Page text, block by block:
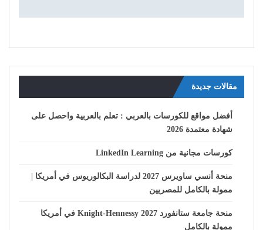
مقالات جديدة
أفضل مواقع للكورسات بالعربي : تعلم بالعربية واحصل على
شهادة معتمدة 2026
كورسات مجانية من LinkedIn Learning
منحة أنسي ساويرس 2027 لدراسة البكالوريوس في أمريكا |
ممولة بالكامل للمصريين
منحة جامعة ستانفورد Knight-Hennessy 2027 في أمريكا
ممولة بالكامل